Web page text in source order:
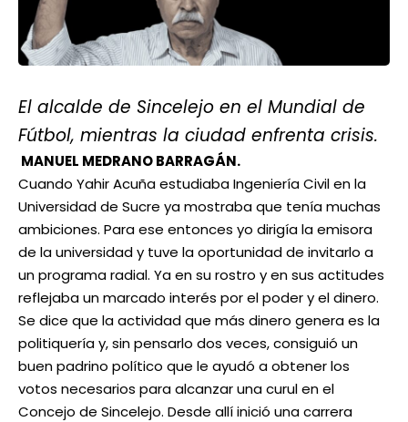
El alcalde de Sincelejo en el Mundial de
Fútbol, mientras la ciudad enfrenta crisis.
MANUEL MEDRANO BARRAGÁN.
Cuando Yahir Acuña estudiaba Ingeniería Civil en la
Universidad de Sucre ya mostraba que tenía muchas
ambiciones. Para ese entonces yo dirigía la emisora
de la universidad y tuve la oportunidad de invitarlo a
un programa radial. Ya en su rostro y en sus actitudes
reflejaba un marcado interés por el poder y el dinero.
Se dice que la actividad que más dinero genera es la
politiquería y, sin pensarlo dos veces, consiguió un
buen padrino político que le ayudó a obtener los
votos necesarios para alcanzar una curul en el
Concejo de Sincelejo. Desde allí inició una carrera